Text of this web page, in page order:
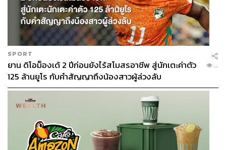
SPORT
ยาน ดิโอม็องเด้ 2 ปีก่อนยังไร้สโมสรอาชีพ สู่นักเตะค่าตัว
125 ล้านยูโร กับคำสัญญาถึงน้องสาวผู้ล่วงลับ
...